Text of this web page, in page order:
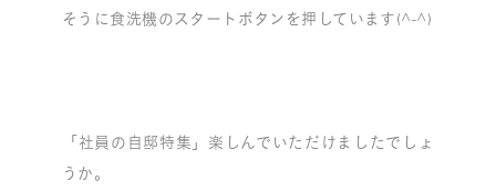
そうに食洗機のスタートボタンを押しています(^-^)
「社員の自邸特集」楽しんでいただけましたでしょ
うか。